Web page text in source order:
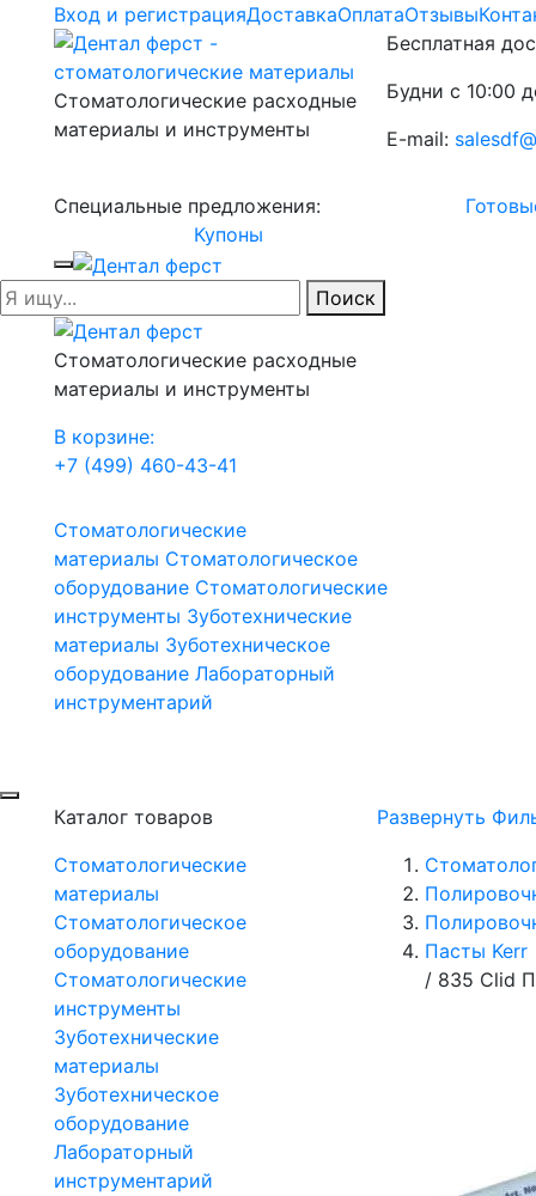
Вход и регистрацияДоставкаОплатаОтзывы
Стоматологические расходные
материалы и инструменты
Бесплатная
Будни с 10:00
E-mail:
Специальные предложения:
Купоны
Поиск
Стоматологические расходные
материалы и инструменты
В корзине:
+7 (499) 460-43-41
Стоматологические
материалы Стоматологическое
оборудование Стоматологические
инструменты Зуботехнические
материалы Зуботехническое
оборудование Лабораторный
инструментарий
Каталог товаров
Стоматологические
материалы
Стоматологическое
оборудование
Стоматологические
инструменты
Зуботехнические
материалы
Зуботехническое
оборудование
Лабораторный
инструментарий
Развернуть
Пасты Kerr
/ 835 Сlid